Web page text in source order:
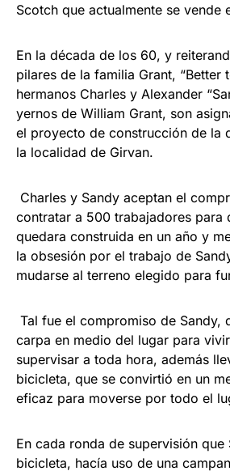
Scotch que actualmente se vende
En la década de los 60, y
pilares de la familia Grant, “Better
hermanos Charles y Alexander
yernos de William Grant, son
el proyecto de construcción de la
la localidad de Girvan.
Charles y Sandy aceptan el
contratar a 500 trabajadores para
quedara construida en un año y
la obsesión por el trabajo de
mudarse al terreno elegido para
Tal fue el compromiso de Sandy,
carpa en medio del lugar para
supervisar a toda hora, además
bicicleta, que se convirtió en un
eficaz para moverse por todo el
En cada ronda de supervisión que
bicicleta, hacía uso de una